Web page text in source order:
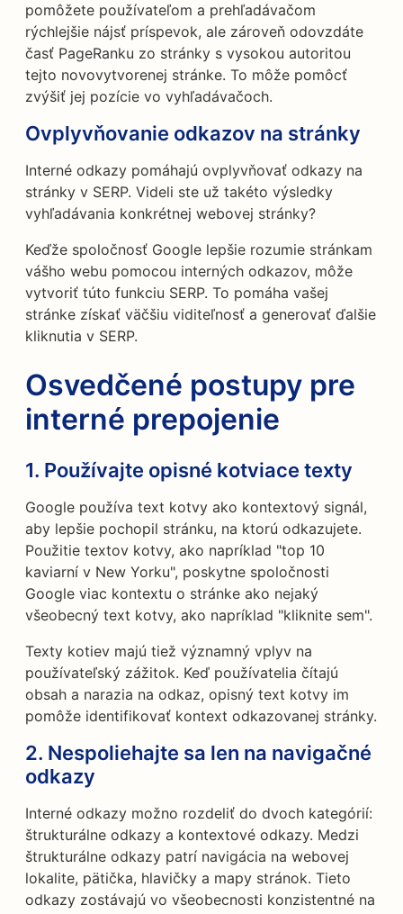
pomôžete používateľom a prehľadávačom
rýchlejšie nájsť príspevok, ale zároveň odovzdáte
časť PageRanku zo stránky s vysokou autoritou
tejto novovytvorenej stránke. To môže pomôcť
zvýšiť jej pozície vo vyhľadávačoch.
Ovplyvňovanie odkazov na stránky
Interné odkazy pomáhajú ovplyvňovať odkazy na
stránky v SERP. Videli ste už takéto výsledky
vyhľadávania konkrétnej webovej stránky?
Keďže spoločnosť Google lepšie rozumie stránkam
vášho webu pomocou interných odkazov, môže
vytvoriť túto funkciu SERP. To pomáha vašej
stránke získať väčšiu viditeľnosť a generovať ďalšie
kliknutia v SERP.
Osvedčené postupy pre
interné prepojenie
1. Používajte opisné kotviace texty
Google používa text kotvy ako kontextový signál,
aby lepšie pochopil stránku, na ktorú odkazujete.
Použitie textov kotvy, ako napríklad "top 10
kaviarní v New Yorku", poskytne spoločnosti
Google viac kontextu o stránke ako nejaký
všeobecný text kotvy, ako napríklad "kliknite sem".
Texty kotiev majú tiež významný vplyv na
používateľský zážitok. Keď používatelia čítajú
obsah a narazia na odkaz, opisný text kotvy im
pomôže identifikovať kontext odkazovanej stránky.
2. Nespoliehajte sa len na navigačné
odkazy
Interné odkazy možno rozdeliť do dvoch kategórií:
štrukturálne odkazy a kontextové odkazy. Medzi
štrukturálne odkazy patrí navigácia na webovej
lokalite, pätička, hlavičky a mapy stránok. Tieto
odkazy zostávajú vo všeobecnosti konzistentné na